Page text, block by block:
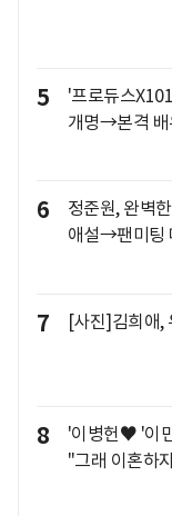
5
'프로듀스
개명→본격
6
정준원, 완벽
애설→팬미팅
7 [사진]김희애,
8
'이병헌♥ '이
"그래 이혼하